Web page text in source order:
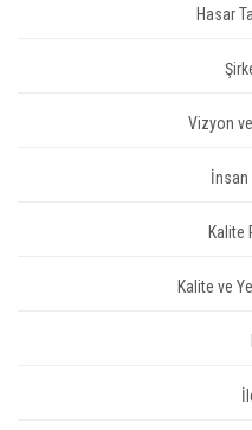
Hasar
Vizyon
İnsan
Kalite
Kalite ve